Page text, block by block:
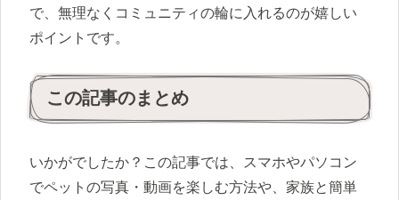
で、無理なくコミュニティの輪に入れるのが嬉しい
ポイントです。
この記事のまとめ
いかがでしたか？この記事では、スマホやパソコン
でペットの写真・動画を楽しむ方法や、家族と簡単